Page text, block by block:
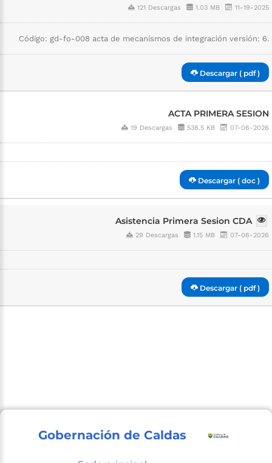
121 Descargas 1.03 MB 11-19-2025
Código: gd-fo-008 acta de mecanismos de integración versión: 6.
Descargar ( pdf )
ACTA PRIMERA SESION
19 Descargas 538.5 KB 07-06-2026
Descargar ( doc )
Asistencia Primera Sesion CDA
29 Descargas 1.15 MB 07-06-2026
Descargar ( pdf )
Gobernación de Caldas